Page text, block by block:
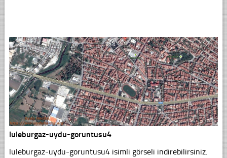
luleburgaz-uydu-goruntusu4
luleburgaz-uydu-goruntusu4 isimli görseli indirebilirsiniz.